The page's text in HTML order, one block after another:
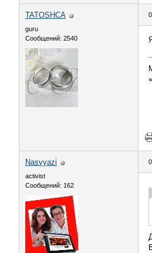
TATOSHCA
guru
Сообщений: 2540
Nasvyazi
activist
Сообщений: 162